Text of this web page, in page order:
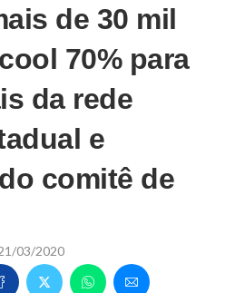
de 30 mil
70% para
da rede
e
comitê de
03/2020